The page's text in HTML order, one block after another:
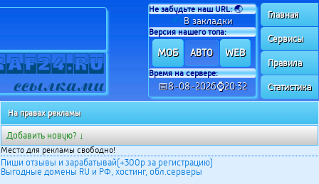
Не забудьте наш URL:🌏
✍ В закладки
Версия нашего топа:
МОБ АВТО WEB
Время на сервере:
📅8-08-2026⌚20:32
Главная
Сервисы
Правила
Статистика
На правах рекламы
Добавить новую? ↓
Место для рекламы свободно!
Пиши отзывы и зарабатывай(+300р за регистрацию)
Выгодные домены RU и РФ, хостинг, обл.серверы